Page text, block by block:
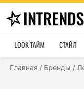
INTRENDS
LOOK ТАЙМ СТАЙЛ
Главная / Бренды /